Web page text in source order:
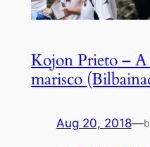
Kojon Prieto – A
marisco
Aug 20, 2018—